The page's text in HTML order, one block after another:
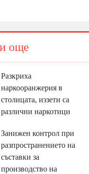
още
Разкриха
наркооранжерия в
столицата, иззети са
различни наркотици
Занижен контрол при
разпространението на
съставки за
производство на